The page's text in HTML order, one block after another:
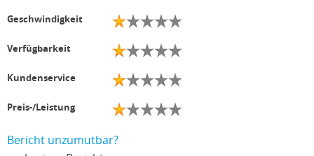
Geschwindigkeit
Verfügbarkeit
Kundenservice
Preis-/Leistung
Bericht unzumutbar?